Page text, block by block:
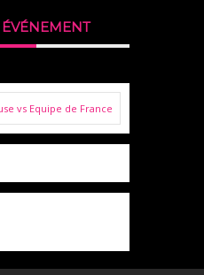
vs Equipe de France